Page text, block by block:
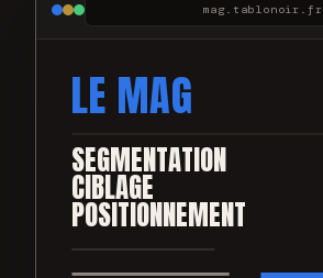
mag.tablonoir.fr
LE MAG
SEGMENTATION
CIBLAGE
POSITIONNEMENT